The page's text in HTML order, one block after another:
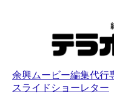
余興ムービー編集代行
スライドショーレター